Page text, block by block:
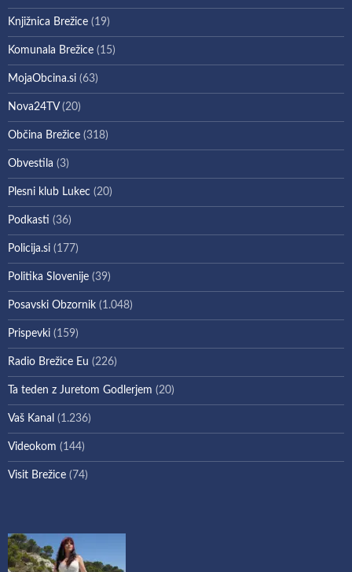
Knjižnica Brežice (19)
Komunala Brežice (15)
MojaObcina.si (63)
Nova24TV(20)
Občina Brežice (318)
Obvestila (3)
Plesni klub Lukec (20)
Podkasti (36)
Policija.si (177)
Politika Slovenije (39)
Posavski Obzornik (1.048)
Prispevki (159)
Radio Brežice Eu (226)
Ta teden z Juretom Godlerjem (20)
Vaš Kanal (1.236)
Videokom (144)
Visit Brežice (74)